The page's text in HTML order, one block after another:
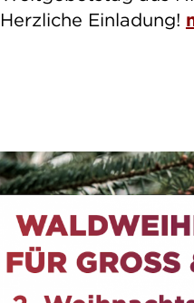
Herzliche Einladung!